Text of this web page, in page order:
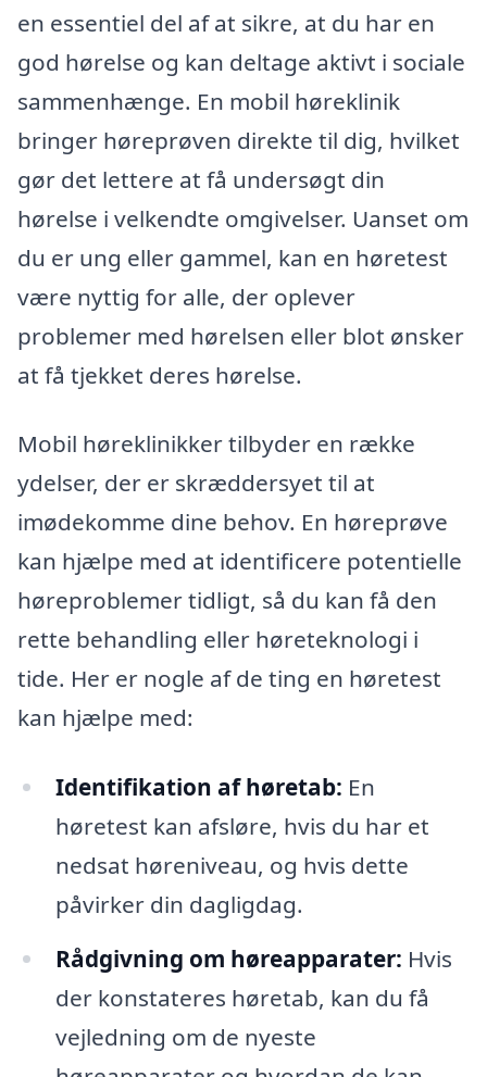
en essentiel del af at sikre, at du har en
god hørelse og kan deltage aktivt i sociale
sammenhænge. En mobil høreklinik
bringer høreprøven direkte til dig, hvilket
gør det lettere at få undersøgt din
hørelse i velkendte omgivelser. Uanset om
du er ung eller gammel, kan en høretest
være nyttig for alle, der oplever
problemer med hørelsen eller blot ønsker
at få tjekket deres hørelse.
Mobil høreklinikker tilbyder en række
ydelser, der er skræddersyet til at
imødekomme dine behov. En høreprøve
kan hjælpe med at identificere potentielle
høreproblemer tidligt, så du kan få den
rette behandling eller høreteknologi i
tide. Her er nogle af de ting en høretest
kan hjælpe med:
Identifikation af høretab: En
høretest kan afsløre, hvis du har et
nedsat høreniveau, og hvis dette
påvirker din dagligdag.
Rådgivning om høreapparater: Hvis
der konstateres høretab, kan du få
vejledning om de nyeste